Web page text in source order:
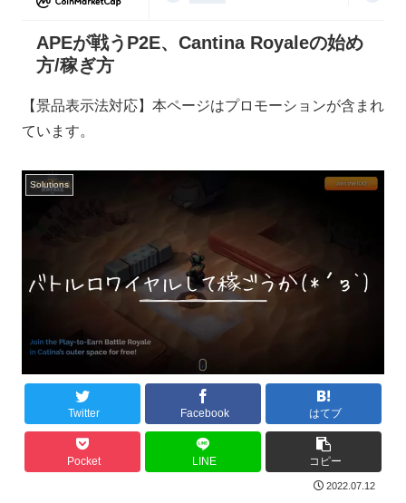
APEが戦うP2E、Cantina Royaleの始め
方/稼ぎ方
【景品表示法対応】本ページはプロモーションが含まれ
ています。
Solutions
Twitter Facebook はてブ
Pocket LINE コピー
2022.07.12